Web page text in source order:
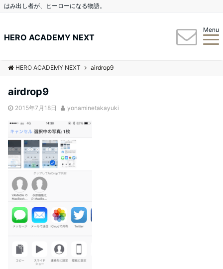
はみ出し者が、ヒーローになる物語。
HERO ACADEMY NEXT
Menu
HERO ACADEMY NEXT airdrop9
airdrop9
2015年7月18日 yonaminetakayuki